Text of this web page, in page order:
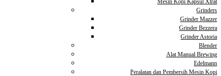
Mesin Kopi Kapsul Xtrat
Grinders
Grinder Mazzer
Grinder Bezzera
Grinder Astoria
Blender
Alat Manual Brewing
Edelmann
Peralatan dan Pembersih Mesin Kopi